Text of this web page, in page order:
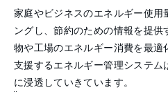
家庭やビジネスのエネルギー使用
ングし、節約のための情報を提
物や工場のエネルギー消費を最適
支援するエネルギー管理システム
に浸透していきています。